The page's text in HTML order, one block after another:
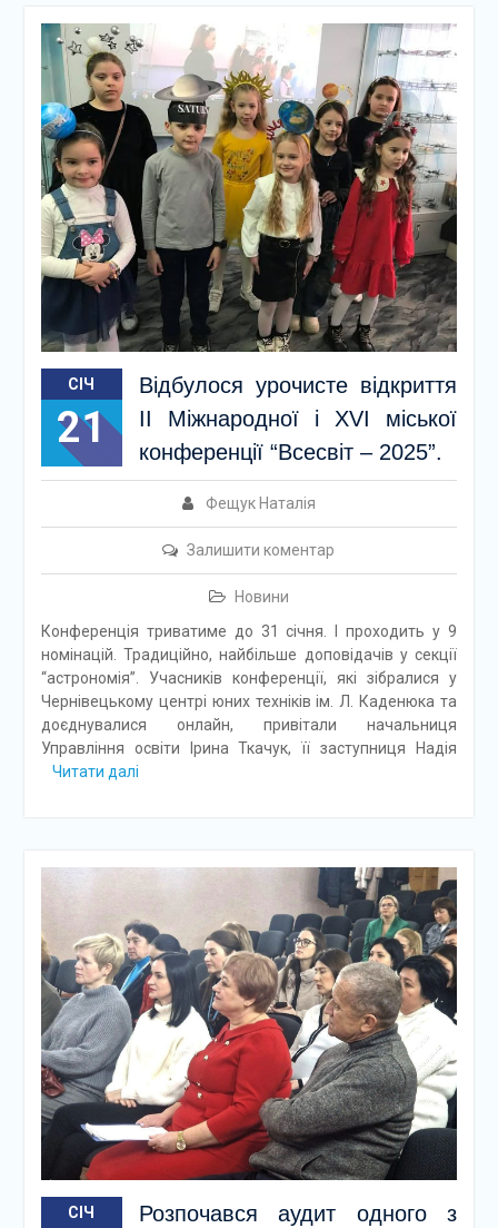
СІЧ
21
Відбулося урочисте відкриття
ІІ Міжнародної i XVI міської
конференції “Всесвіт – 2025”.
Фещук Наталія
Залишити коментар
Новини
Конференція триватиме до 31 січня. І проходить у 9
номінацій. Традиційно, найбільше доповідачів у секції
“астрономія”. Учасників конференції, які зібралися у
Чернівецькому центрі юних техніків ім. Л. Каденюка та
доєднувалися онлайн, привітали начальниця
Управління освіти Ірина Ткачук, її заступниця Надія
Читати далі
СІЧ Розпочався аудит одного з